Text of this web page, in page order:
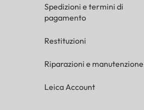
Spedizioni e termini di
pagamento
Restituzioni
Riparazioni e manutenzione
Leica Account